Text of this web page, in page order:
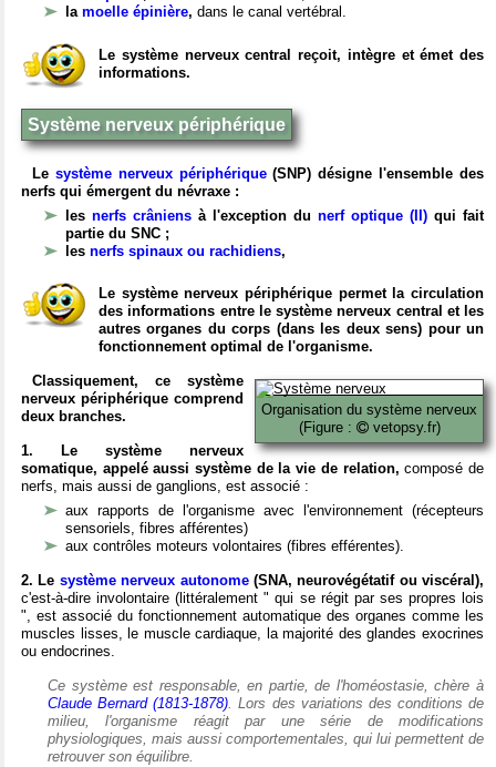
la moelle épinière, dans le canal vertébral.
Le système nerveux central reçoit, intègre et émet des
informations.
Système nerveux périphérique
Le système nerveux périphérique(SNP) désigne l'ensemble des
nerfs qui émergent du névraxe :
les nerfs crâniens à l'exception du nerf optique (II) qui fait
partie du SNC ;
les nerfs spinaux ou rachidiens,
Le système nerveux périphérique permet la circulation
des informations entre le système nerveux central et les
autres organes du corps (dans les deux sens) pour un
fonctionnement optimal de l'organisme.
Organisation du système nerveux
(Figure :
vetopsy.fr)
Classiquement, ce système
nerveux périphérique comprend
deux branches.
1. Le système nerveux
somatique, appelé aussi système de la vie de relation, composé de
nerfs, mais aussi de ganglions, est associé :
aux rapports de l'organisme avec l'environnement (récepteurs
sensoriels, fibres afférentes)
aux contrôles moteurs volontaires (fibres efférentes).
2. Le système nerveux autonome(SNA, neurovégétatif ou viscéral),
c'est-à-dire involontaire (littéralement " qui se régit par ses propres lois
", est associé du fonctionnement automatique des organes comme les
muscles lisses, le muscle cardiaque, la majorité des glandes exocrines
ou endocrines.
Ce système est responsable, en partie, de l'homéostasie, chère à
Claude Bernard (1813-1878). Lors des variations des conditions de
milieu, l'organisme réagit par une série de modifications
physiologiques, mais aussi comportementales, qui lui permettent de
retrouver son équilibre.